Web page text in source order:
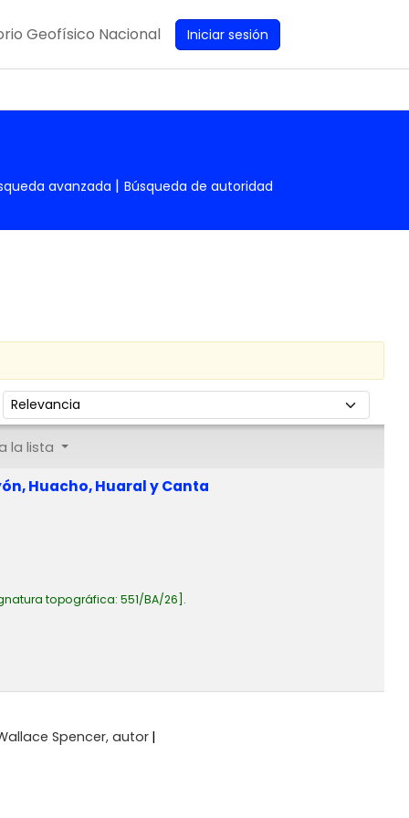
Geofísico Nacional Iniciar sesión
avanzada Búsqueda de autoridad
Ordenar por:
la lista
Huacho, Huaral y Canta
topográfica: 551/BA/26 .
Spencer, autor